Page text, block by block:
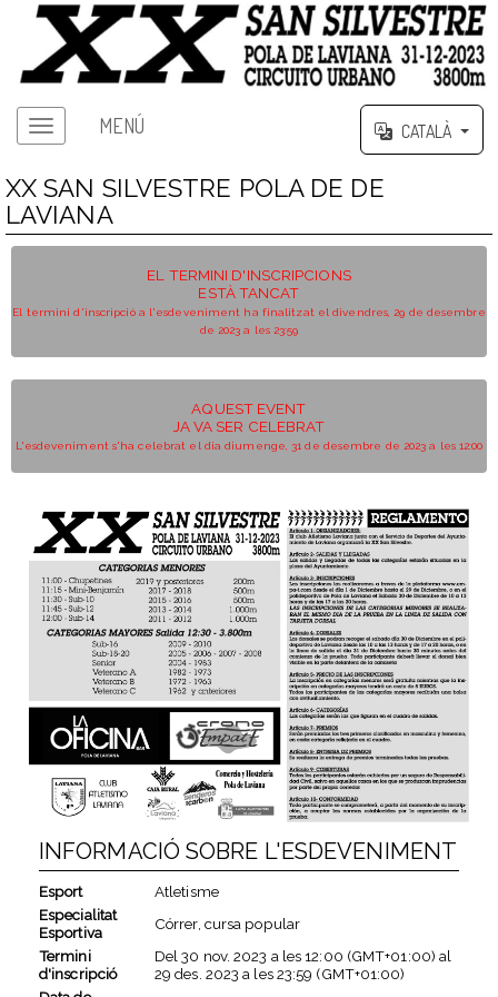
MENÚ CATALÀ
XX SAN SILVESTRE POLA DE DE
LAVIANA
EL TERMINI D'INSCRIPCIONS
ESTÀ TANCAT
El termini d'inscripció a l'esdeveniment ha finalitzat el divendres, 29 de desembre
de 2023 a les 23:59
AQUEST EVENT
JA VA SER CELEBRAT
L'esdeveniment s'ha celebrat el dia diumenge, 31 de desembre de 2023 a les 12:00
INFORMACIÓ SOBRE L'ESDEVENIMENT
Esport
Atletisme
Especialitat
Esportiva
Córrer, cursa popular
Termini
d'inscripció
Del30 nov. 2023 a les12:00 (GMT+01:00) al
29 des. 2023 a les23:59 (GMT+01:00)